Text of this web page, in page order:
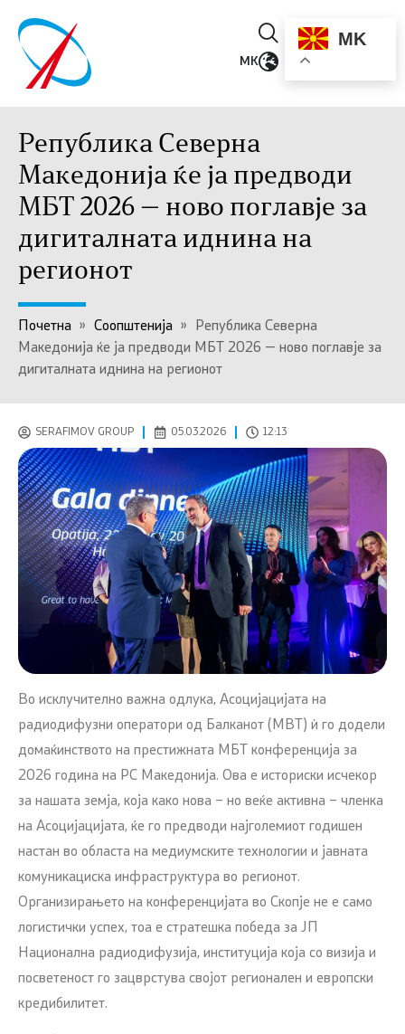
MK
MK
Република Северна
Македонија ќе ја предводи
МБТ 2026 — ново поглавје за
дигиталната иднина на
регионот
Почетна » Соопштенија »
Република Северна
Македонија ќе ја предводи МБТ 2026 — ново поглавје за
дигиталната иднина на регионот
SERAFIMOV GROUP 05.03.2026 12:13
Во исклучително важна одлука, Асоцијацијата на
радиодифузни оператори од Балканот (MBT) ѝ го додели
домаќинството на престижната МБТ конференција за
2026 година на РС Македонија. Ова е историски исчекор
за нашата земја, која како нова – но веќе активна – членка
на Асоцијацијата, ќе го предводи најголемиот годишен
настан во областа на медиумските технологии и јавната
комуникациска инфраструктура во регионот.
Организирањето на конференцијата во Скопје не е само
логистички успех, тоа е стратешка победа за ЈП
Национална радиодифузија, институција која со визија и
посветеност го зацврстува својот регионален и европски
кредибилитет.